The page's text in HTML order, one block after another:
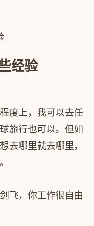
经验
度上，我可以去任
旅行也可以。但如
去哪里就去哪里，
飞，你工作很自由